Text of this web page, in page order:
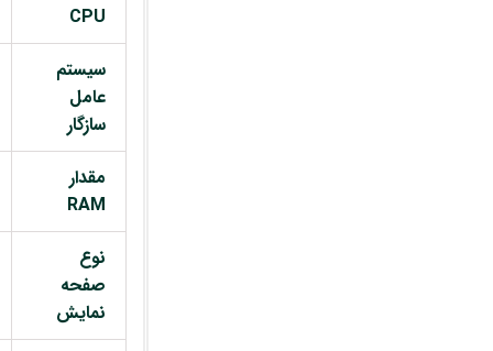
CPU
سیستم
عامل
سازگار
مقدار
RAM
نوع
صفحه
نمایش